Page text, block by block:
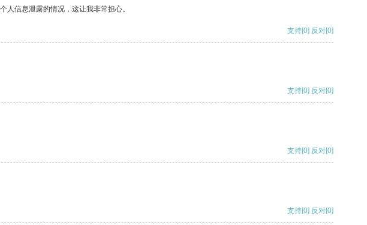
信息泄露的情况，这让我非常担心。
支持[0] 反对[0]
支持[0] 反对[0]
支持[0] 反对[0]
支持[0] 反对[0]